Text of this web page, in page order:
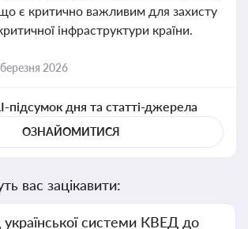
є критично важливим для захисту
інфраструктури країни.
2026
підсумок дня та статті-джерела
ОЗНАЙОМИТИСЯ
вас зацікавити:
української системи КВЕД до